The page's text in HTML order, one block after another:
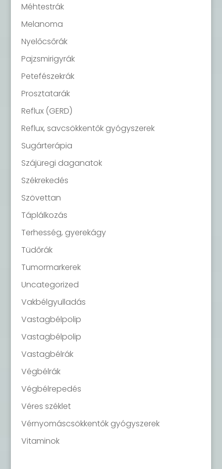
Méhtestrák
Melanoma
Nyelőcsőrák
Pajzsmirigyrák
Petefészekrák
Prosztatarák
Reflux (GERD)
Reflux, savcsökkentők gyógyszerek
Sugárterápia
Szájüregi daganatok
Székrekedés
Szövettan
Táplálkozás
Terhesség, gyerekágy
Tüdőrák
Tumormarkerek
Uncategorized
Vakbélgyulladás
Vastagbélpolip
Vastagbélpolip
Vastagbélrák
Végbélrák
Végbélrepedés
Véres széklet
Vérnyomáscsökkentők gyógyszerek
Vitaminok